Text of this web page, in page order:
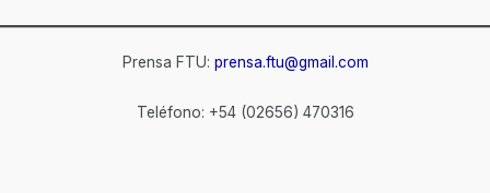
Prensa FTU: prensa.ftu@gmail.com
Teléfono: +54 (02656) 470316